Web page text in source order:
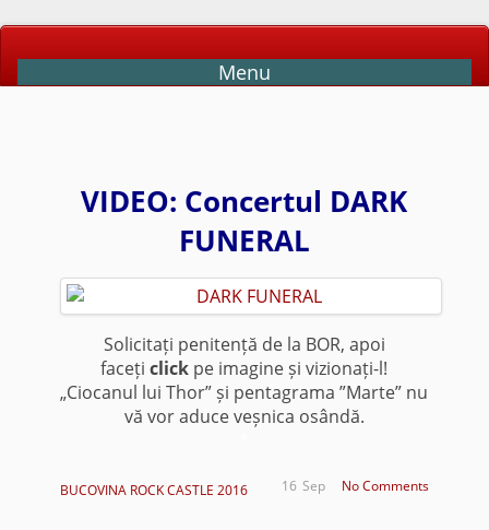
Menu
VIDEO: Concertul DARK
FUNERAL
Solicitați penitență de la BOR, apoi
facețiclick pe imagine și vizionați-l!
„Ciocanul lui Thor” și pentagrama ”Marte” nu
vă vor aduce veșnica osândă.
BUCOVINA ROCK CASTLE 2016 No Comments
Sep
16